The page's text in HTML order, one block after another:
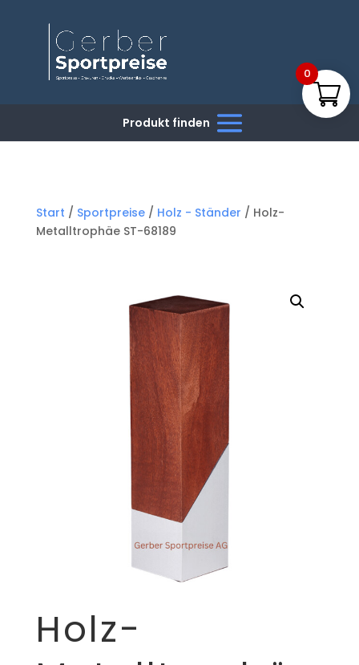
Start / Sportpreise/ Holz - Ständer / Holz-
Metalltrophäe ST-68189
Holz-
0